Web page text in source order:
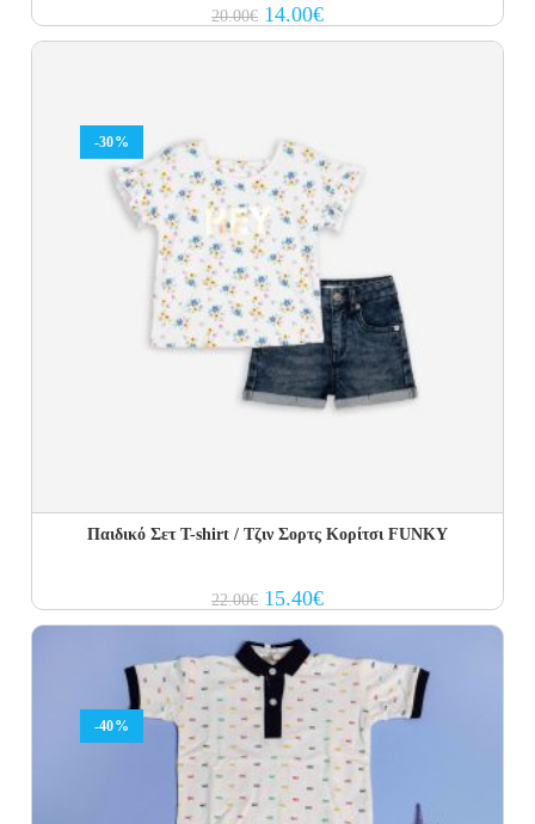
20.00€ Original
price
was:
14.00€Current
price
is:
-30%
Παιδικό Σετ T-shirt / Τζιν Σορτς Κορίτσι FUNKY
22.00€ Original
price
was:
22.00€.
15.40€Current
price
is:
-40%